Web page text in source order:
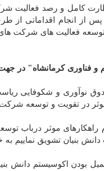
كامل و رصد فعالیت
از انجام اقداماتی
فعالیت های شركت
و فناوری كرمانشاه" در
نوآوری و شكوفایی
در تقویت و توسعه
راهكارهای موثر درباب
بنیان تشویق نماییم
بودن اكوسیستم دانش